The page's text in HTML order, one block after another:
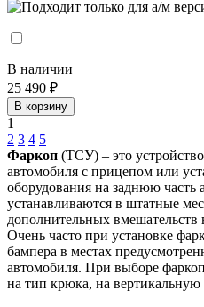
В наличии
25 490 ₽
В корзину
1
2 3 4 5
Фаркоп (ТСУ) – это
автомобиля с прицепом или
оборудования на заднюю
устанавливаются в штатные
дополнительных
Очень часто при установке
бампера в местах
автомобиля. При выборе
на тип крюка, на вертикальную